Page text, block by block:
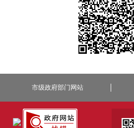
市级政府部门网站